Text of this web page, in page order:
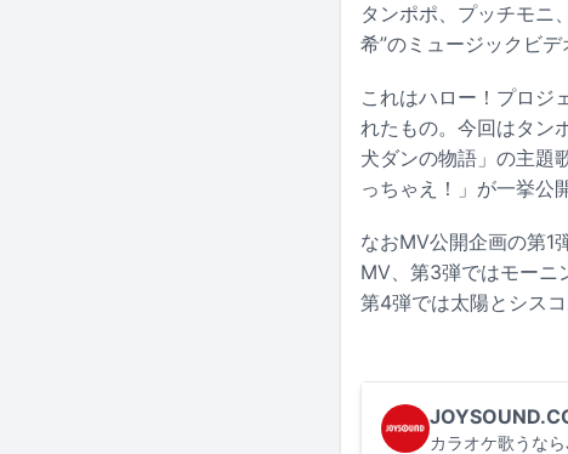
タンポポ、プッチモニ
希”のミュージックビ
これはハロー！プロジ
れたもの。今回はタン
犬ダンの物語」の主題
っちゃえ！」が一挙公
なおMV公開企画の第1
MV、第3弾ではモーニ
第4弾では太陽とシス
カラオケ歌うな